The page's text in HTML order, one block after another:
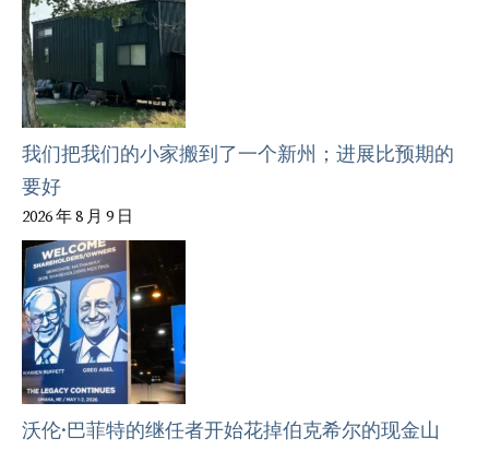
我们把我们的小家搬到了一个新州；进展比预期的
要好
2026 年 8 月 9 日
沃伦·巴菲特的继任者开始花掉伯克希尔的现金山